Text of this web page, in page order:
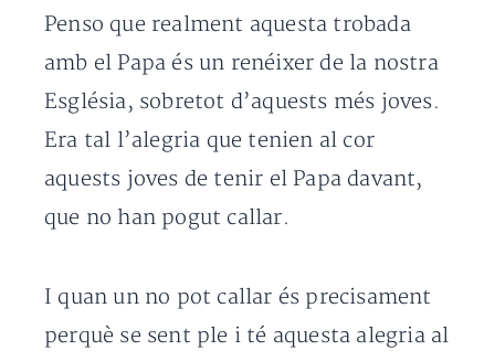
Penso que realment aquesta trobada
amb el Papa és un renéixer de la nostra
Església, sobretot d’aquests més joves.
Era tal l’alegria que tenien al cor
aquests joves de tenir el Papa davant,
que no han pogut callar.
I quan un no pot callar és precisament
perquè se sent ple i té aquesta alegria al